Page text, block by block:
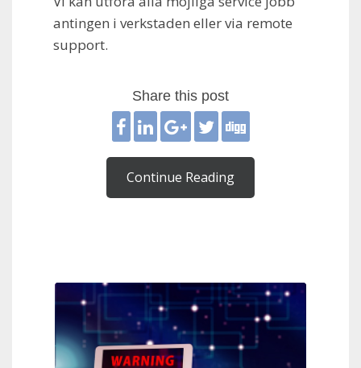
antingen i verkstaden eller via remote
support.
Share this post
Continue Reading